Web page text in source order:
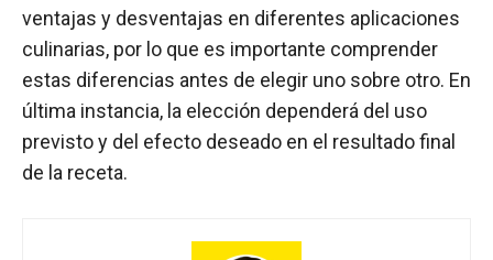
ventajas y desventajas en diferentes aplicaciones
culinarias, por lo que es importante comprender
estas diferencias antes de elegir uno sobre otro. En
última instancia, la elección dependerá del uso
previsto y del efecto deseado en el resultado final
de la receta.